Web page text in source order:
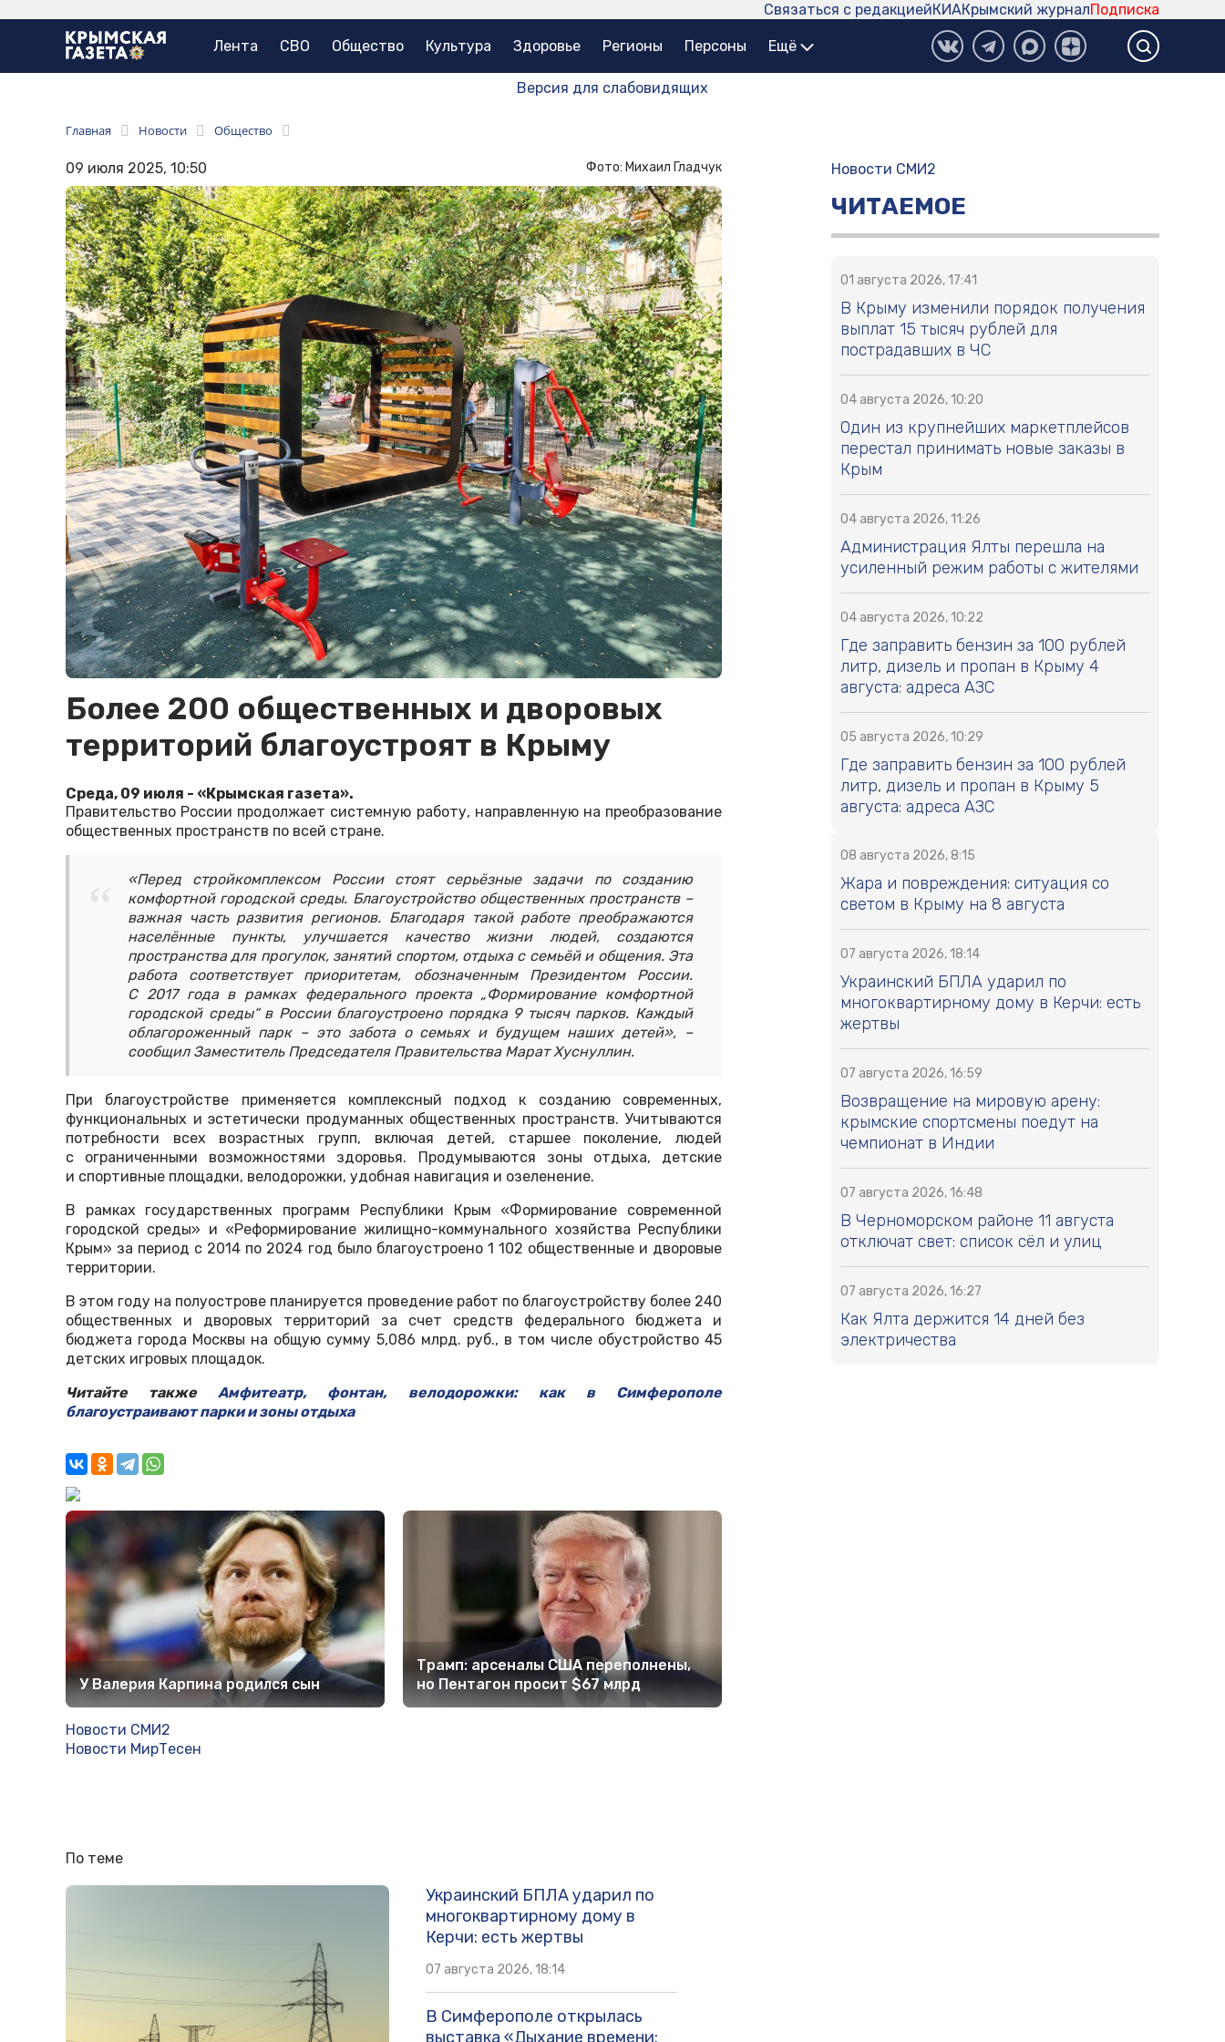
Подписка
Крымский журнал
КИА
Связаться с редакцией
Лента СВО Общество Культура Здоровье Регионы Персоны Ещё
Версия для слабовидящих
Главная Новости Общество
09 июля 2025, 10:50 Фото: Михаил Гладчук
Более 200 общественных и дворовых
территорий благоустроят в Крыму
Среда, 09 июля - «Крымская газета».
Правительство России продолжает системную работу, направленную на преобразование
общественных пространств по всей стране.
«Перед стройкомплексом России стоят серьёзные задачи по созданию
комфортной городской среды. Благоустройство общественных пространств –
важная часть развития регионов. Благодаря такой работе преображаются
населённые пункты, улучшается качество жизни людей, создаются
пространства для прогулок, занятий спортом, отдыха с семьёй и общения. Эта
работа соответствует приоритетам, обозначенным Президентом России.
С 2017 года в рамках федерального проекта „Формирование комфортной
городской среды“ в России благоустроено порядка 9 тысяч парков. Каждый
облагороженный парк – это забота о семьях и будущем наших детей», –
сообщил Заместитель Председателя Правительства Марат Хуснуллин.
При благоустройстве применяется комплексный подход к созданию современных,
функциональных и эстетически продуманных общественных пространств. Учитываются
потребности всех возрастных групп, включая детей, старшее поколение, людей
с ограниченными возможностями здоровья. Продумываются зоны отдыха, детские
и спортивные площадки, велодорожки, удобная навигация и озеленение.
В рамках государственных программ Республики Крым «Формирование современной
городской среды» и «Реформирование жилищно-коммунального хозяйства Республики
Крым» за период с 2014 по 2024 год было благоустроено 1 102 общественные и дворовые
территории.
В этом году на полуострове планируется проведение работ по благоустройству более 240
общественных и дворовых территорий за счет средств федерального бюджета и
бюджета города Москвы на общую сумму 5,086 млрд. руб., в том числе обустройство 45
детских игровых площадок.
Читайте такжеАмфитеатр, фонтан, велодорожки: как в Симферополе
благоустраивают парки и зоны отдыха
У Валерия Карпина родился сын
Трамп: арсеналы США переполнены,
но Пентагон просит $67 млрд
Новости СМИ2
Новости МирТесен
По теме
Украинский БПЛА ударил по
многоквартирному дому в
Керчи: есть жертвы
07 августа 2026, 18:14
В Симферополе открылась
выставка «Дыхание времени:
Новости СМИ2
ЧИТАЕМОЕ
01 августа 2026, 17:41
В Крыму изменили порядок получения
выплат 15 тысяч рублей для
пострадавших в ЧС
04 августа 2026, 10:20
Один из крупнейших маркетплейсов
перестал принимать новые заказы в
Крым
04 августа 2026, 11:26
Администрация Ялты перешла на
усиленный режим работы с жителями
04 августа 2026, 10:22
Где заправить бензин за 100 рублей
литр, дизель и пропан в Крыму 4
августа: адреса АЗС
05 августа 2026, 10:29
Где заправить бензин за 100 рублей
литр, дизель и пропан в Крыму 5
августа: адреса АЗС
08 августа 2026, 8:15
Жара и повреждения: ситуация со
светом в Крыму на 8 августа
07 августа 2026, 18:14
Украинский БПЛА ударил по
многоквартирному дому в Керчи: есть
жертвы
07 августа 2026, 16:59
Возвращение на мировую арену:
крымские спортсмены поедут на
чемпионат в Индии
07 августа 2026, 16:48
В Черноморском районе 11 августа
отключат свет: список сёл и улиц
07 августа 2026, 16:27
Как Ялта держится 14 дней без
электричества